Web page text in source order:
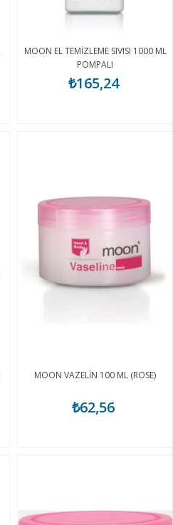
MOON EL TEMİZLEME SIVISI 1000 ML
POMPALI
₺165,24
MOON VAZELİN 100 ML (ROSE)
₺62,56